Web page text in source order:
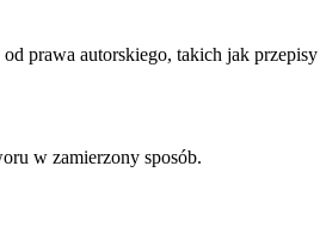
prawa autorskiego, takich jak
w zamierzony sposób.